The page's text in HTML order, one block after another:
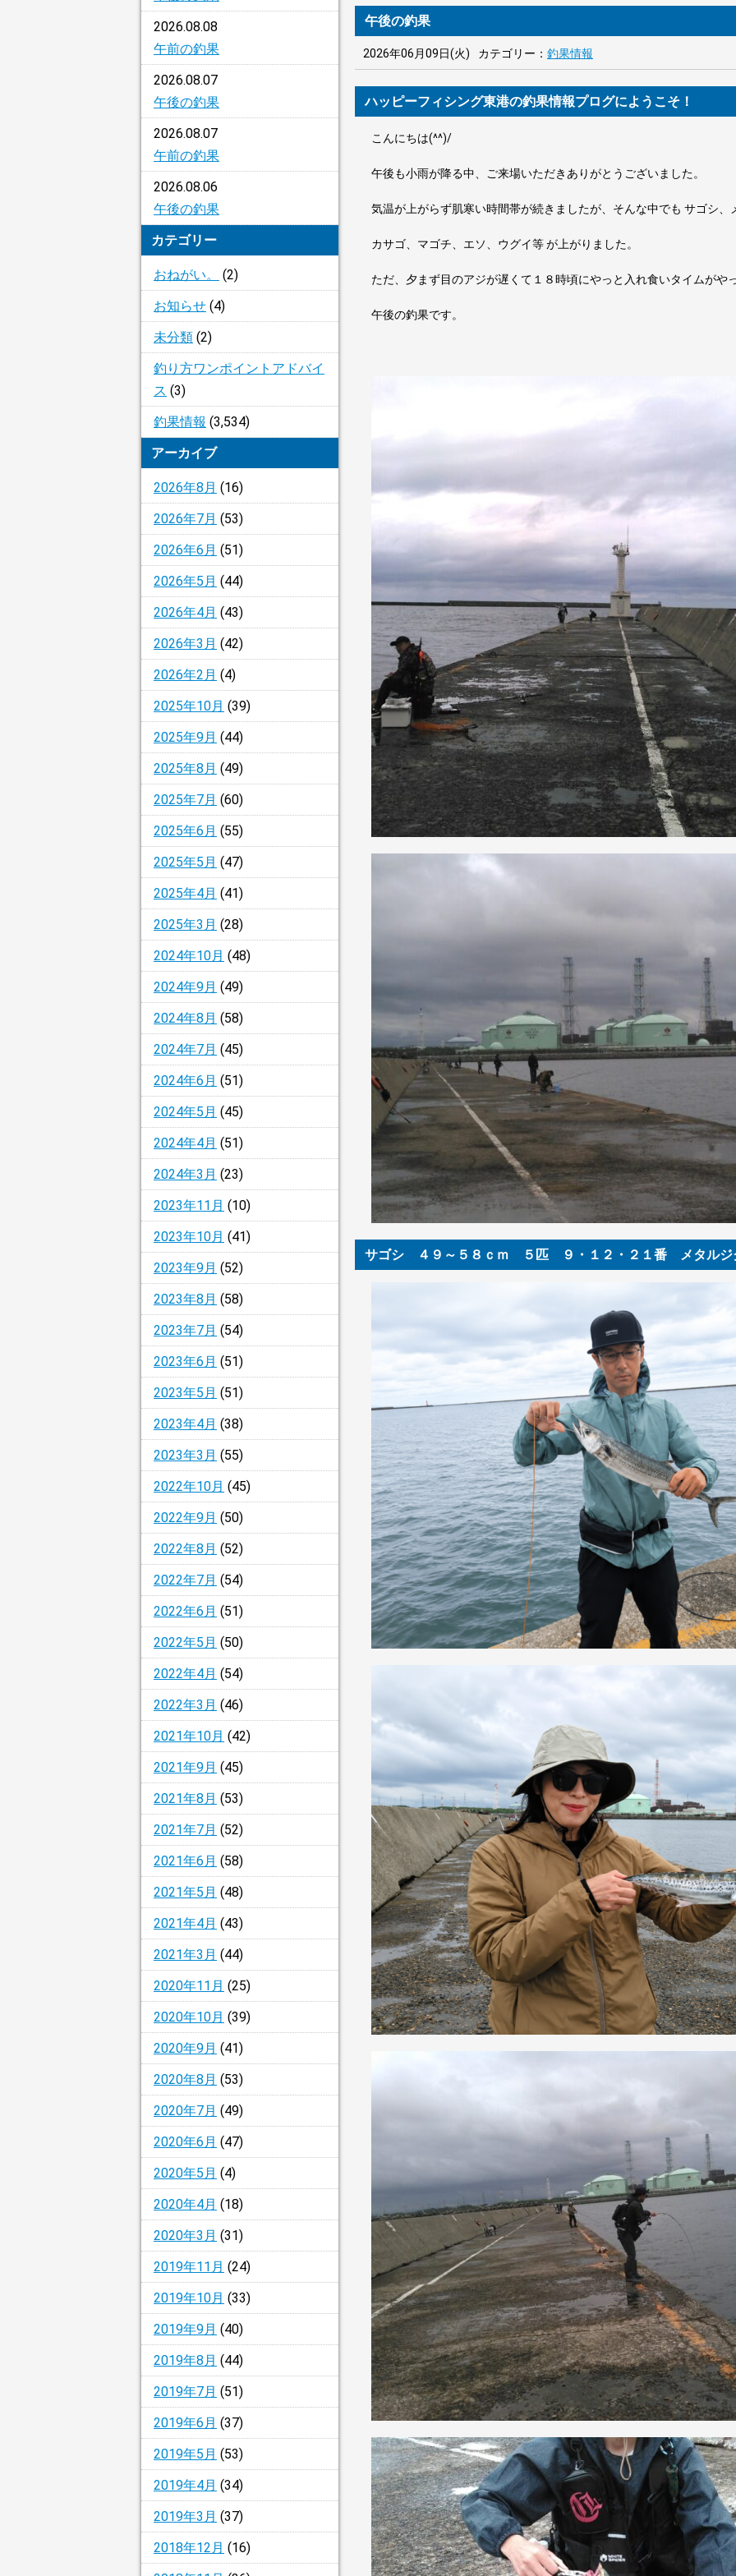
2026.08.08
午前の釣果
2026.08.07
午後の釣果
2026.08.07
午前の釣果
2026.08.06
午後の釣果
カテゴリー
おねがい。
(2)
お知らせ (4)
未分類 (2)
釣り方ワンポイントアドバイ
ス (3)
釣果情報 (3,534)
アーカイブ
2026年8月 (16)
2026年7月 (53)
2026年6月 (51)
2026年5月 (44)
2026年4月 (43)
2026年3月 (42)
2026年2月 (4)
2025年10月 (39)
2025年9月 (44)
2025年8月 (49)
2025年7月 (60)
2025年6月 (55)
2025年5月 (47)
2025年4月 (41)
2025年3月 (28)
2024年10月 (48)
2024年9月 (49)
2024年8月 (58)
2024年7月 (45)
2024年6月 (51)
2024年5月 (45)
2024年4月 (51)
2024年3月 (23)
2023年11月 (10)
2023年10月 (41)
2023年9月 (52)
2023年8月 (58)
2023年7月 (54)
2023年6月 (51)
2023年5月 (51)
2023年4月 (38)
2023年3月 (55)
2022年10月 (45)
2022年9月 (50)
2022年8月 (52)
2022年7月 (54)
2022年6月 (51)
2022年5月 (50)
2022年4月 (54)
2022年3月 (46)
2021年10月 (42)
2021年9月 (45)
2021年8月 (53)
2021年7月 (52)
2021年6月 (58)
2021年5月 (48)
2021年4月 (43)
2021年3月 (44)
2020年11月 (25)
2020年10月 (39)
2020年9月 (41)
2020年8月 (53)
2020年7月 (49)
2020年6月 (47)
2020年5月 (4)
2020年4月 (18)
2020年3月 (31)
2019年11月 (24)
2019年10月 (33)
2019年9月 (40)
2019年8月 (44)
2019年7月 (51)
2019年6月 (37)
2019年5月 (53)
2019年4月 (34)
2019年3月 (37)
2018年12月 (16)
午後の釣果
2026年06月09日(火) カテゴリー： 釣果情報
ハッピーフィシング東港の釣果情報プログにようこそ！
こんにちは(^^)/
午後も小雨が降る中、ご来場いただきありがとうございました。
気温が上がらず肌寒い時間帯が続きましたが、そんな中でも サゴシ、
カサゴ、マゴチ、エソ、ウグイ等 が上がりました。
ただ、夕まず目のアジが遅くて１８時頃にやっと入れ食いタイムがや
午後の釣果です。
サゴシ ４９～５８ｃｍ ５匹 ９・１２・２１番 メタルジ